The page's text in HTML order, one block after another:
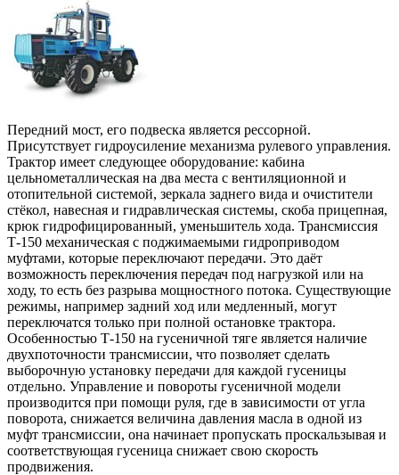
Передний мост, его подвеска является рессорной.
Присутствует гидроусиление механизма рулевого управления.
Трактор имеет следующее оборудование: кабина
цельнометаллическая на два места с вентиляционной и
отопительной системой, зеркала заднего вида и очистители
стёкол, навесная и гидравлическая системы, скоба прицепная,
крюк гидрофицированный, уменьшитель хода. Трансмиссия
Т-150 механическая с поджимаемыми гидроприводом
муфтами, которые переключают передачи. Это даёт
возможность переключения передач под нагрузкой или на
ходу, то есть без разрыва мощностного потока. Существующие
режимы, например задний ход или медленный, могут
переключатся только при полной остановке трактора.
Особенностью Т-150 на гусеничной тяге является наличие
двухпоточности трансмиссии, что позволяет сделать
выборочную установку передачи для каждой гусеницы
отдельно. Управление и повороты гусеничной модели
производится при помощи руля, где в зависимости от угла
поворота, снижается величина давления масла в одной из
муфт трансмиссии, она начинает пропускать проскальзывая и
соответствующая гусеница снижает свою скорость
продвижения.